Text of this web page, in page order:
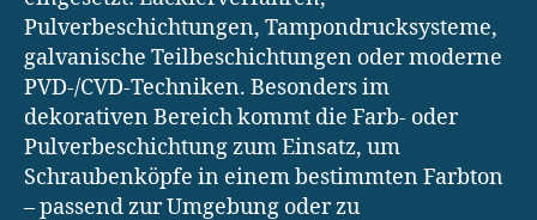
Pulverbeschichtungen, Tampondrucksysteme,
galvanische Teilbeschichtungen oder moderne
PVD-/CVD-Techniken. Besonders im
dekorativen Bereich kommt die Farb- oder
Pulverbeschichtung zum Einsatz, um
Schraubenköpfe in einem bestimmten Farbton
– passend zur Umgebung oder zu